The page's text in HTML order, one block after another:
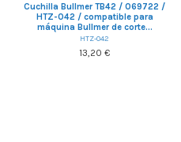
Cuchilla Bullmer TB42 / 069722 /
HTZ-042 / compatible para
máquina Bullmer de corte...
HTZ-042
13,20 €